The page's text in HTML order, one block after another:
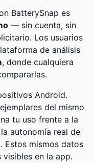
BatterySnap es
— sin cuenta, sin
Los usuarios
de análisis
, donde cualquiera
Android.
del mismo
tu uso frente a la
autonomía real de
Estos mismos datos
en la app.